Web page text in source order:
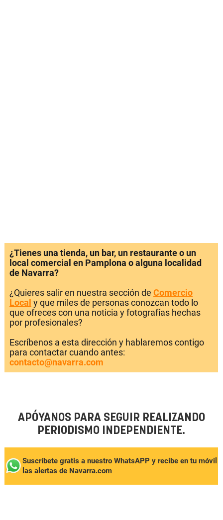
¿Tienes una tienda, un bar, un restaurante o un
local comercial en Pamplona o alguna localidad
de Navarra?
¿Quieres salir en nuestra sección de Comercio
Local y que miles de personas conozcan todo lo
que ofreces con una noticia y fotografías hechas
por profesionales?
Escríbenos a esta dirección y hablaremos contigo
para contactar cuando antes:
contacto@navarra.com
APÓYANOS PARA SEGUIR REALIZANDO
PERIODISMO INDEPENDIENTE.
Suscríbete gratis a nuestro WhatsAPP y recibe en tu móvil
las alertas de Navarra.com